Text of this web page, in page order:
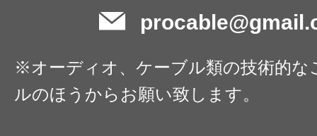
※オーディオ、ケーブル類の技術的な
ルのほうからお願い致します。